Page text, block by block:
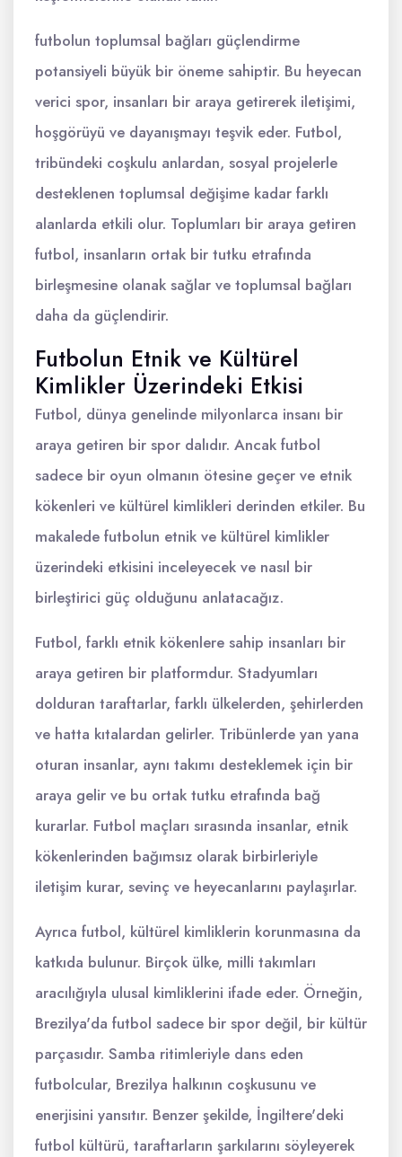
futbolun toplumsal bağları güçlendirme
potansiyeli büyük bir öneme sahiptir. Bu heyecan
verici spor, insanları bir araya getirerek iletişimi,
hoşgörüyü ve dayanışmayı teşvik eder. Futbol,
tribündeki coşkulu anlardan, sosyal projelerle
desteklenen toplumsal değişime kadar farklı
alanlarda etkili olur. Toplumları bir araya getiren
futbol, insanların ortak bir tutku etrafında
birleşmesine olanak sağlar ve toplumsal bağları
daha da güçlendirir.
Futbolun Etnik ve Kültürel
Kimlikler Üzerindeki Etkisi
Futbol, dünya genelinde milyonlarca insanı bir
araya getiren bir spor dalıdır. Ancak futbol
sadece bir oyun olmanın ötesine geçer ve etnik
kökenleri ve kültürel kimlikleri derinden etkiler. Bu
makalede futbolun etnik ve kültürel kimlikler
üzerindeki etkisini inceleyecek ve nasıl bir
birleştirici güç olduğunu anlatacağız.
Futbol, farklı etnik kökenlere sahip insanları bir
araya getiren bir platformdur. Stadyumları
dolduran taraftarlar, farklı ülkelerden, şehirlerden
ve hatta kıtalardan gelirler. Tribünlerde yan yana
oturan insanlar, aynı takımı desteklemek için bir
araya gelir ve bu ortak tutku etrafında bağ
kurarlar. Futbol maçları sırasında insanlar, etnik
kökenlerinden bağımsız olarak birbirleriyle
iletişim kurar, sevinç ve heyecanlarını paylaşırlar.
Ayrıca futbol, kültürel kimliklerin korunmasına da
katkıda bulunur. Birçok ülke, milli takımları
aracılığıyla ulusal kimliklerini ifade eder. Örneğin,
Brezilya'da futbol sadece bir spor değil, bir kültür
parçasıdır. Samba ritimleriyle dans eden
futbolcular, Brezilya halkının coşkusunu ve
enerjisini yansıtır. Benzer şekilde, İngiltere'deki
futbol kültürü, taraftarların şarkılarını söyleyerek